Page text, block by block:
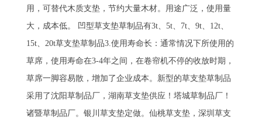
用，可替代木质支垫，节约大量木材。用途广泛，使用量
大，成本低。 凹型草支垫草制品有3t、5t、7t、9t、12t、
15t、20t草支垫草制品3.使用寿命长：通常情况下所使用的
草席，使用寿命在3-4年之间，在卷帘机不停的收放时期，
草席一脚容易散，增加了企业成本。新型的草支垫草制品
采用了沈阳草制品厂，湖南草支垫供应！塔城草制品厂！
诸暨草制品厂。银川草支垫定做。仙桃草支垫，深圳草支